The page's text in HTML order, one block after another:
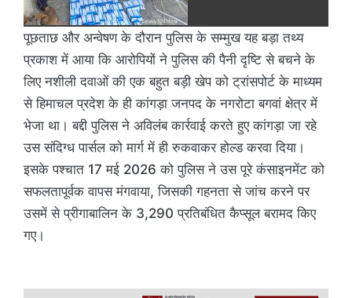
पूछताछ और अन्वेषण के दौरान पुलिस के सम्मुख यह बड़ा तथ्य
प्रकाश में आया कि आरोपियों ने पुलिस की पैनी दृष्टि से बचने के
लिए नशीली दवाओं की एक बहुत बड़ी खेप को ट्रांसपोर्ट के माध्यम
से हिमाचल प्रदेश के ही कांगड़ा जनपद के नगरोटा बगवां क्षेत्र में
भेजा था। बद्दी पुलिस ने अविलंब कार्रवाई करते हुए कांगड़ा जा रहे
उस संदिग्ध पार्सल को मार्ग में ही रुकवाकर होल्ड करवा दिया।
इसके पश्चात 17 मई 2026 को पुलिस ने उस पूरे कंसाइनमेंट को
सफलतापूर्वक वापस मंगवाया, जिसकी गहनता से जांच करने पर
उसमें से प्रीगाबालिन के 3,290 प्रतिबंधित कैप्सूल बरामद किए
गए।